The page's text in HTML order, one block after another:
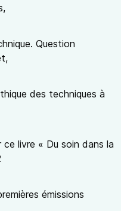
Question
des techniques à
livre « Du soin dans la
émissions